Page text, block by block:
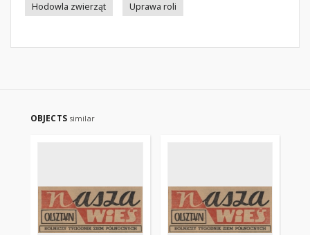
Hodowla zwierząt
Uprawa roli
OBJECTS similar